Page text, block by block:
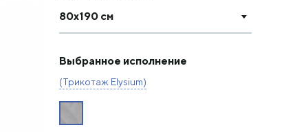
80х190 см
Выбранное исполнение
(Трикотаж Elysium)